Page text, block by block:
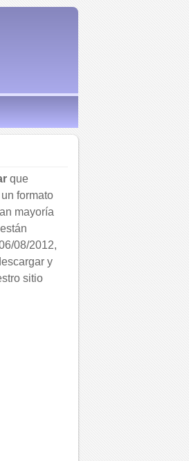
que
formato
mayoría
08/2012,
y
sitio